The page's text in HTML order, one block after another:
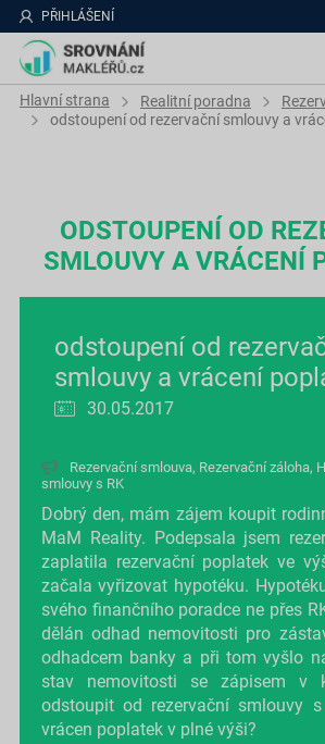
PŘIHLÁŠENÍ
Hlavní strana Realitní poradna
odstoupení od rezervační smlouvy a
ODSTOUPENÍ OD
SMLOUVY A VRÁCENÍ
odstoupení od
smlouvy a vrácení
30.05.2017
Rezervační smlouva, Rezervační záloha,
smlouvy s RK
Dobrý den, mám zájem koupit
MaM Reality. Podepsala jsem
zaplatila rezervační poplatek ve
začala vyřizovat hypotéku.
svého finančního poradce ne přes
dělán odhad nemovitosti pro
odhadcem banky a při tom vyšlo
stav nemovitosti se zápisem v
odstoupit od rezervační smlouvy
vrácen poplatek v plné výši?